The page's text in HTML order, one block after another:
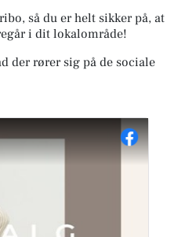
så du er helt sikker på, at
i dit lokalområde!
der rører sig på de sociale